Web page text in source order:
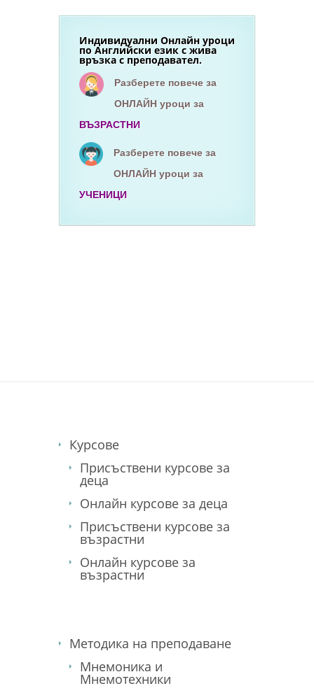
Индивидуални Онлайн уроци
по Английски език с жива
връзка с преподавател.
Разберете повече за
ОНЛАЙН уроци за
ВЪЗРАСТНИ
Разберете повече за
ОНЛАЙН уроци за
УЧЕНИЦИ
Курсове
Присъствени курсове за
деца
Онлайн курсове за деца
Присъствени курсове за
възрастни
Онлайн курсове за
възрастни
Методика на преподаване
Мнемоника и
Мнемотехники